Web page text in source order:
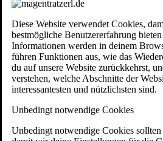
Diese Website verwendet Cookies,
bestmögliche Benutzererfahrung
Informationen werden in deinem
führen Funktionen aus, wie das
du auf unsere Website zurückkehrst,
verstehen, welche Abschnitte der
interessantesten und nützlichsten sind.
Unbedingt notwendige Cookies
Unbedingt notwendige Cookies